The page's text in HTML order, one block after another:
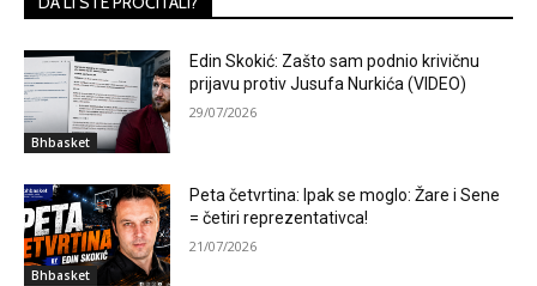
Bhbasket
Edin Skokić: Zašto sam podnio krivičnu
prijavu protiv Jusufa Nurkića (VIDEO)
29/07/2026
Bhbasket
Peta četvrtina: Ipak se moglo: Žare i Sene
= četiri reprezentativca!
21/07/2026